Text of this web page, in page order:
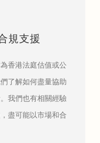
規支援
香港法庭估值或公
了解如何盡量協助
我們也有相關經驗
盡可能以市場和合